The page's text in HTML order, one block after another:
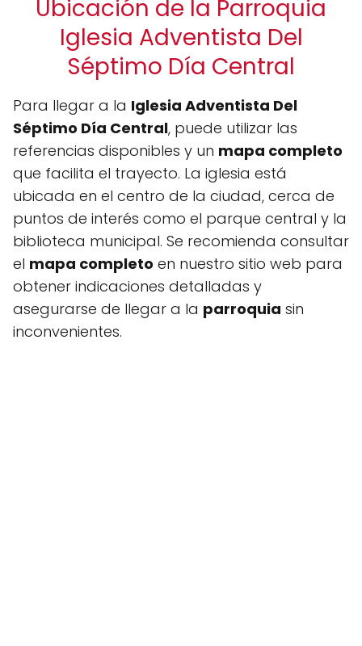
Ubicación de la Parroquia
Iglesia Adventista Del
Séptimo Día Central
Para llegar a la Iglesia Adventista Del
Séptimo Día Central, puede utilizar las
referencias disponibles y un mapa completo
que facilita el trayecto. La iglesia está
ubicada en el centro de la ciudad, cerca de
puntos de interés como el parque central y la
biblioteca municipal. Se recomienda consultar
el mapa completo en nuestro sitio web para
obtener indicaciones detalladas y
asegurarse de llegar a la parroquia sin
inconvenientes.